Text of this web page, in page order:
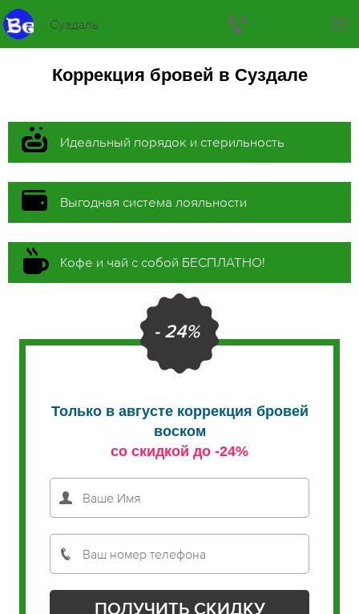
Суздаль
Коррекция бровей в Суздале
Идеальный порядок и стерильность
Выгодная система лояльности
Кофе и чай с собой БЕСПЛАТНО!
- 24%
Только в августе коррекция бровей
воском
со скидкой до -24%